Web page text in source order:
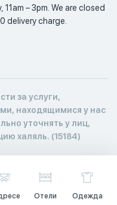
– 3pm. We are closed
delivery charge.
за услуги,
находящимися у нас
уточнять у лиц,
халяль. (15184)
Отели Одежда